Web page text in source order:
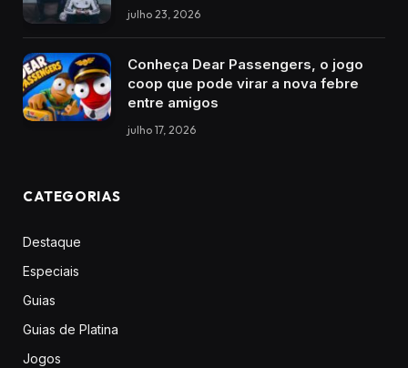
julho 23, 2026
Conheça Dear Passengers, o jogo
coop que pode virar a nova febre
entre amigos
julho 17, 2026
CATEGORIAS
Destaque
Especiais
Guias
Guias de Platina
Jogos